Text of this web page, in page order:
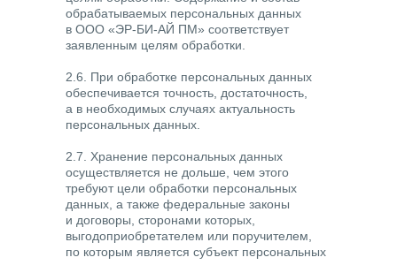
обрабатываемых персональных данных
в ООО «ЭР-БИ-АЙ ПМ» соответствует
заявленным целям обработки.
2.6. При обработке персональных данных
обеспечивается точность, достаточность,
а в необходимых случаях актуальность
персональных данных.
2.7. Хранение персональных данных
осуществляется не дольше, чем этого
требуют цели обработки персональных
данных, а также федеральные законы
и договоры, сторонами которых,
выгодоприобретателем или поручителем,
по которым является субъект персональных